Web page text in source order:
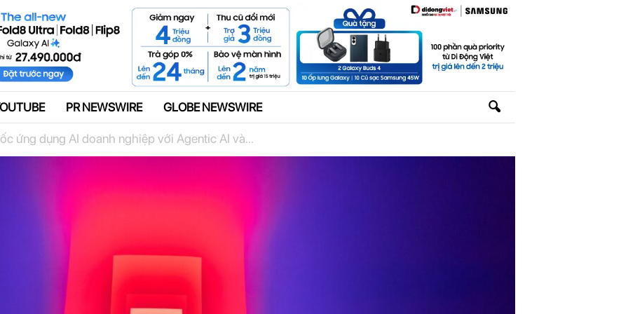
Quảng cáo
PR NEWSWIRE GLOBE NEWSWIRE
ứng dụng AI doanh nghiệp với Agentic AI và...